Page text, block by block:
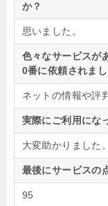
か？
思いました。
色々なサービスが
0番に依頼されまし
ネットの情報や評
実際にご利用にな
大変助かりました。
最後にサービスの
95